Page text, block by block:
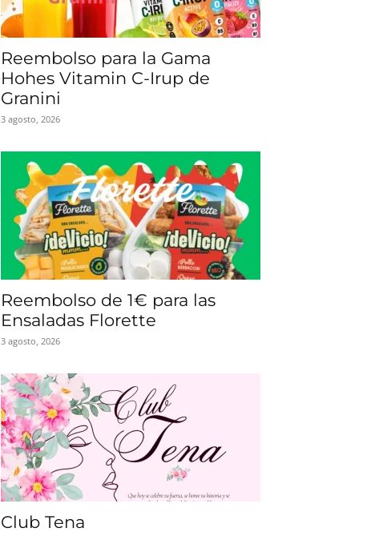
Reembolso para la Gama
Hohes Vitamin C-Irup de
Granini
3 agosto, 2026
Reembolso de 1€ para las
Ensaladas Florette
3 agosto, 2026
Club Tena